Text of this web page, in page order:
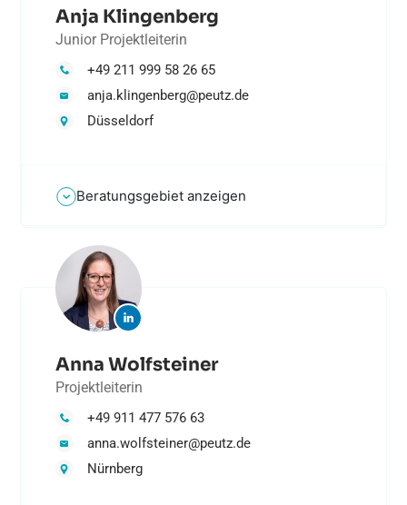
Anja Klingenberg
Junior Projektleiterin
+49 211 999 58 26 65
anja.klingenberg@peutz.de
Düsseldorf
Beratungsgebiet anzeigen
Anna Wolfsteiner
Projektleiterin
+49 911 477 576 63
anna.wolfsteiner@peutz.de
Nürnberg